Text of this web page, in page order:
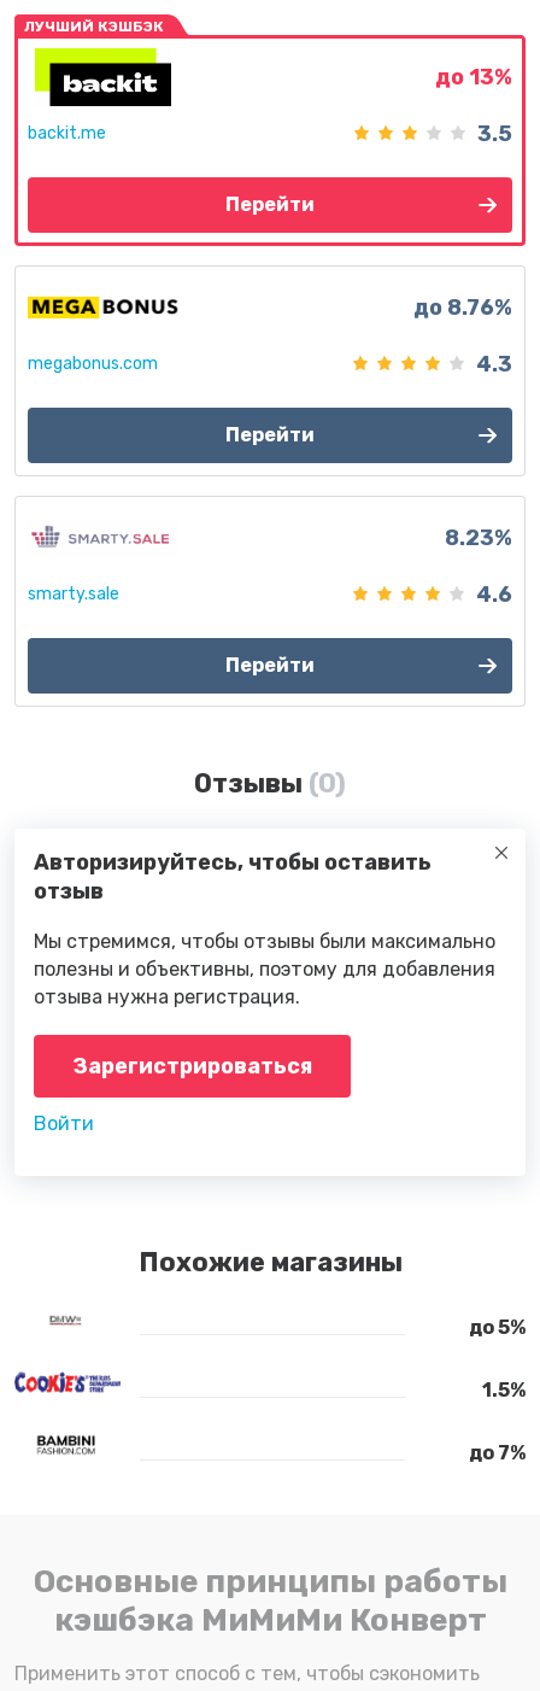
ЛУЧШИЙ КЭШБЭК
backit.me
до 13%
3.5
Перейти
megabonus.com
до 8.76%
4.3
Перейти
smarty.sale
8.23%
4.6
Перейти
Отзывы (0)
Авторизируйтесь, чтобы оставить
отзыв
Мы стремимся, чтобы отзывы были максимально
полезны и объективны, поэтому для добавления
отзыва нужна регистрация.
Зарегистрироваться
Войти
Похожие магазины
до 5%
1.5%
до 7%
Основные принципы работы
кэшбэка МиМиМи Конверт
Применить этот способ с тем, чтобы сэкономить